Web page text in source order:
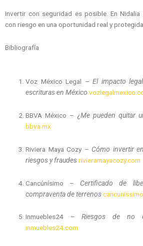
Invertir con seguridad es posible. En
con riesgo en una oportunidad real y protegida.
Bibliografía
Voz México Legal –El impacto
escrituras en México
BBVA México – ¿Me pueden quitar
bbva.mx
Riviera Maya Cozy – Cómo invertir
riesgos y fraudesrivieramayacozy.com
Cancúnísimo – Certificado de
compraventa de terrenos
Inmuebles24 –Riesgos de no
inmuebles24.com